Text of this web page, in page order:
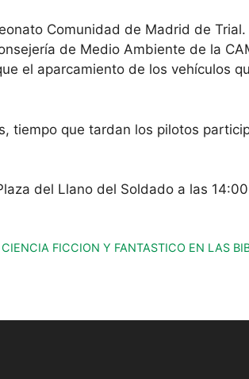
Comunidad de Madrid de Trial.
de Medio Ambiente de la
el aparcamiento de los vehículos
tiempo que tardan los pilotos
del Llano del Soldado a las
FICCION Y FANTASTICO EN LAS